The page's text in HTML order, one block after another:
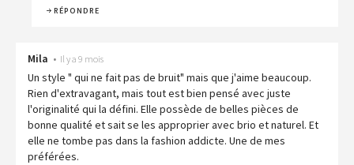
RÉPONDRE
Mila • Il y a 9 mois
Un style " qui ne fait pas de bruit" mais que j'aime beaucoup.
Rien d'extravagant, mais tout est bien pensé avec juste
l'originalité qui la défini. Elle possède de belles pièces de
bonne qualité et sait se les approprier avec brio et naturel. Et
elle ne tombe pas dans la fashion addicte. Une de mes
préférées.